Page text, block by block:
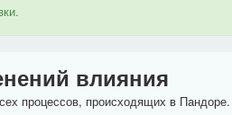
влияния
процессов, происходящих в